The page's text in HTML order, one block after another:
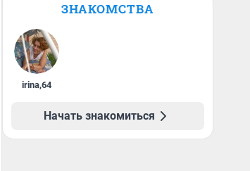
ЗНАКОМСТВА
irina,64
Начать знакомиться